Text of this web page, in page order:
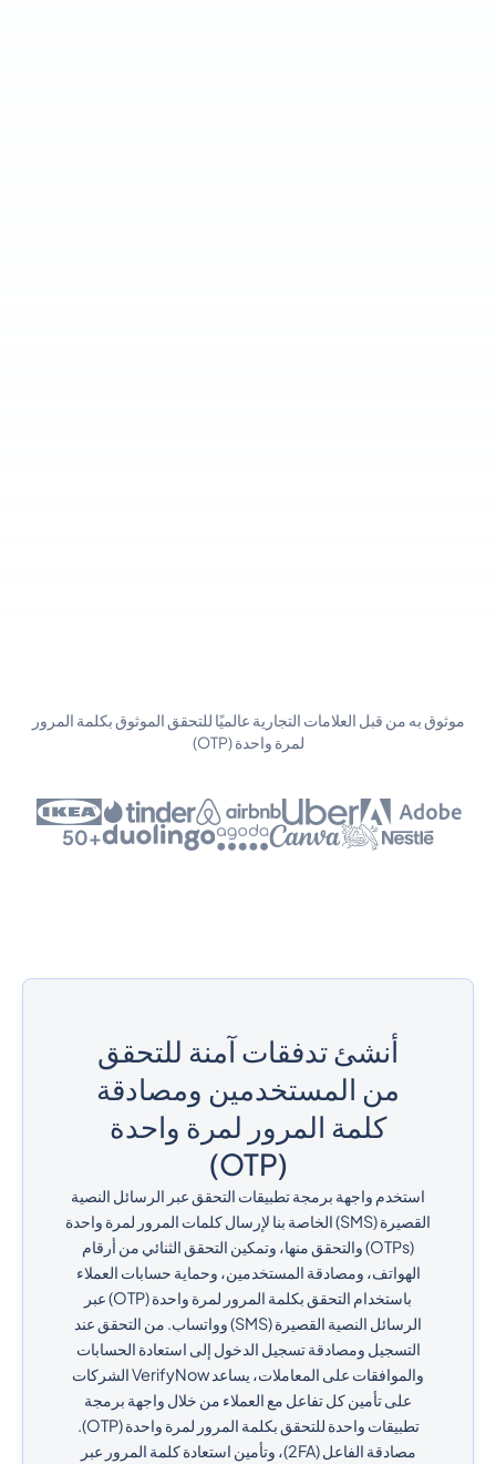
موثوق به من قبل العلامات التجارية عالميًا للتحقق الموثوق بكلمة المرور
لمرة واحدة (OTP)
+50
أنشئ تدفقات آمنة للتحقق
من المستخدمين ومصادقة
كلمة المرور لمرة واحدة
(OTP)
استخدم واجهة برمجة تطبيقات التحقق عبر الرسائل النصية
القصيرة (SMS) الخاصة بنا لإرسال كلمات المرور لمرة واحدة
(OTPs) والتحقق منها، وتمكين التحقق الثنائي من أرقام
الهواتف، ومصادقة المستخدمين، وحماية حسابات العملاء
باستخدام التحقق بكلمة المرور لمرة واحدة (OTP) عبر
الرسائل النصية القصيرة (SMS) وواتساب. من التحقق عند
التسجيل ومصادقة تسجيل الدخول إلى استعادة الحسابات
والموافقات على المعاملات، يساعد VerifyNow الشركات
على تأمين كل تفاعل مع العملاء من خلال واجهة برمجة
تطبيقات واحدة للتحقق بكلمة المرور لمرة واحدة (OTP).
مصادقة الفاعل (2FA)، وتأمين استعادة كلمة المرور عبر